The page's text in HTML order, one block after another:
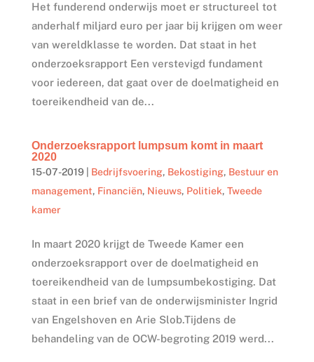
Het funderend onderwijs moet er structureel tot
anderhalf miljard euro per jaar bij krijgen om weer
van wereldklasse te worden. Dat staat in het
onderzoeksrapport Een verstevigd fundament
voor iedereen, dat gaat over de doelmatigheid en
toereikendheid van de...
Onderzoeksrapport lumpsum komt in maart
2020
15-07-2019| Bedrijfsvoering, Bekostiging, Bestuur en
management, Financiën, Nieuws, Politiek, Tweede
kamer
In maart 2020 krijgt de Tweede Kamer een
onderzoeksrapport over de doelmatigheid en
toereikendheid van de lumpsumbekostiging. Dat
staat in een brief van de onderwijsminister Ingrid
van Engelshoven en Arie Slob.Tijdens de
behandeling van de OCW-begroting 2019 werd...